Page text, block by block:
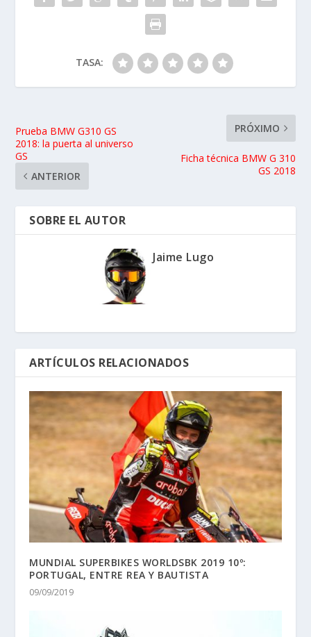
TASA:
Prueba BMW G310 GS
2018: la puerta al universo
GS
ANTERIOR
PRÓXIMO
Ficha técnica BMW G 310
GS 2018
SOBRE EL AUTOR
Jaime Lugo
ARTÍCULOS RELACIONADOS
MUNDIAL SUPERBIKES WORLDSBK 2019 10º:
PORTUGAL, ENTRE REA Y BAUTISTA
09/09/2019